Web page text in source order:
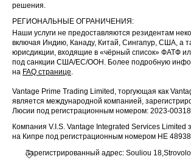
решения.
РЕГИОНАЛЬНЫЕ ОГРАНИЧЕНИЯ:
Наши услуги не предоставляются резидентам
включая Индию, Канаду, Китай, Сингапур, США, а
юрисдикции, входящие в «чёрный список» ФАТФ
под санкции США/ЕС/ООН. Более подробную
на FAQ странице
Vantage Prime Trading Limited, торгующая как
является международной компанией,
Люсии под регистрационным номером: 2023-00318.
Компания V.I.S. Vantage Integrated Services Limited
на Кипре под регистрационным номером HE
Зарегистрированный адрес: Souliou